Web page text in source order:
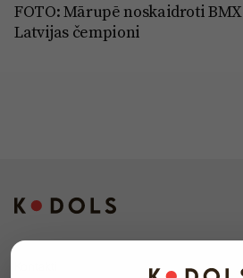
FOTO: Mārupē noskaidroti BMX
Latvijas čempioni